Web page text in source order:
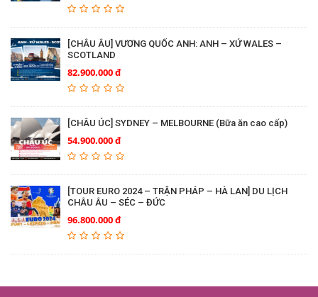
[CHÂU ÂU] VƯƠNG QUỐC ANH: ANH – XỨ WALES –
SCOTLAND
82.900.000 đ
[CHÂU ÚC] SYDNEY – MELBOURNE (Bữa ăn cao cấp)
54.900.000 đ
[TOUR EURO 2024 – TRẬN PHÁP – HÀ LAN] DU LỊCH
CHÂU ÂU – SÉC – ĐỨC
96.800.000 đ